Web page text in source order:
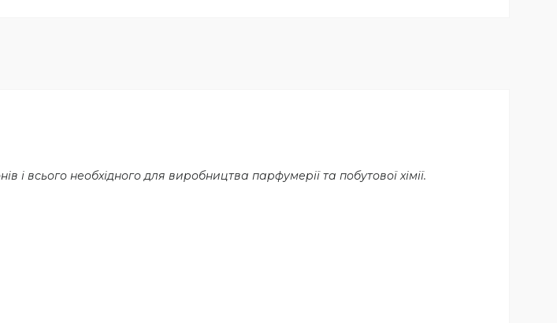
всього необхідного для виробництва парфумерії та побутової хімії.